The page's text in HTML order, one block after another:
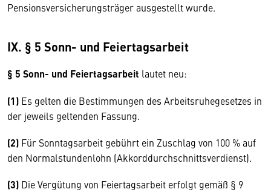
Pensionsversicherungsträger ausgestellt wurde.
IX. § 5 Sonn- und Feiertagsarbeit
§ 5 Sonn- und Feiertagsarbeit lautet neu:
(1) Es gelten die Bestimmungen des Arbeitsruhegesetzes in
der jeweils geltenden Fassung.
(2) Für Sonntagsarbeit gebührt ein Zuschlag von 100 % auf
den Normalstundenlohn (Akkorddurchschnittsverdienst).
(3) Die Vergütung von Feiertagsarbeit erfolgt gemäß § 9